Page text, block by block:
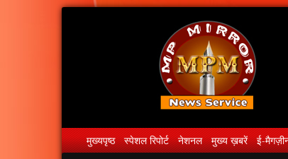
मुख्यपृष्ठ स्पेशल रिपोर्ट नेशनल मुख्य ख़बरें ई-